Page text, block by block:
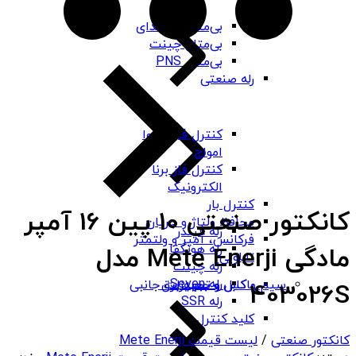
بی‌متال هیوندای
بی‌متال چینت
بی‌متال PNS
رله صنعتی
رله فیندر
رله هونگفا
رله چینت
رله Seven
رله SSR
کلید کنترل
کنترل فاز شیوا
امواج
کنترل فاز برنا
الکترونیک
کنترل بار
محافظ ولتاژ و جریان
فرکانس، آمپر و ولتمتر
تابلویی
باکس و جعبه برق
سیم و کابل و تجهیزات جانبی
کانکتور صنعتی 10 پین 16 آمپر
مادگی Mete Enerji مدل
403026S
کانکتور صنعتی / لیست قیمت Mete Enerji